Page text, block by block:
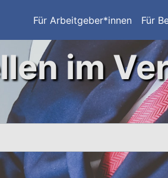
Für Arbeitgeber*innen Für
im